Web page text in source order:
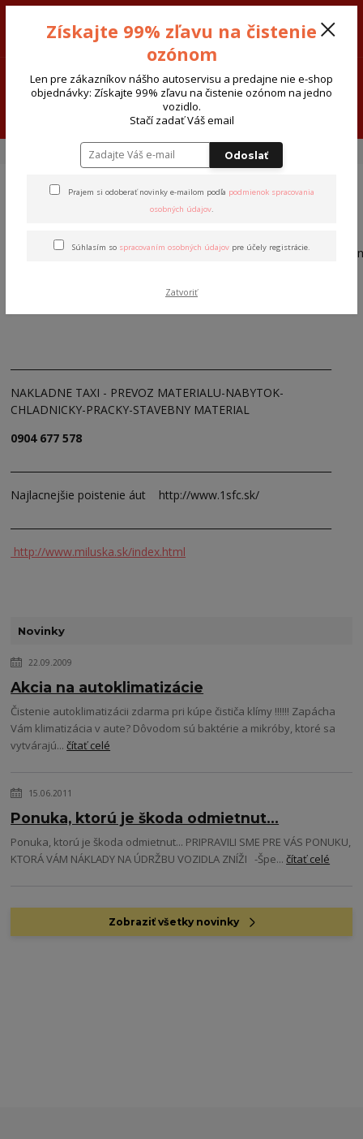
0915 377 999 Po-Pia-8:00-17:30 So:8:00-12:00
€ 0,00
Novinky
22.09.2009
Akcia na autoklimatizácie
Čistenie autoklimatizácii zdarma pri kúpe čističa klímy !!!!!! Zapácha
Vám klimatizácia v aute? Dôvodom sú baktérie a mikróby, ktoré sa
vytvárajú...čítať celé
15.06.2011
Ponuka, ktorú je škoda odmietnut...
Ponuka, ktorú je škoda odmietnut... PRIPRAVILI SME PRE VÁS PONUKU,
KTORÁ VÁM NÁKLADY NA ÚDRŽBU VOZIDLA ZNÍŽI -Špe...čítať celé
Zobraziť všetky novinky
http://www.miluska.sk/
NAKLADNE TAXI - PREVOZ MATERIALU-NABYTOK-
CHLADNICKY-PRACKY-STAVEBNY MATERIAL
0904 677 578
Najlacnejšie poistenie áut http://www.1sfc.sk/
http://www.miluska.sk/index.html
Získajte 99% zľavu na čistenie
ozónom
Len pre zákazníkov nášho autoservisu a predajne nie e-shop
objednávky: Získajte 99% zľavu na čistenie ozónom na jedno
vozidlo.
Stačí zadať Váš email
Odoslať
Prajem si odoberať novinky e-mailom podľa podmienok spracovania
osobných údajov.
Súhlasím so spracovaním osobných údajovpre účely registrácie.
Zatvoriť